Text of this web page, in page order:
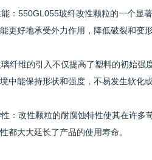
：550GL055玻纤改性颗粒的一个显
更好地承受外力作用，降低破裂和变
纤维的引入不仅提高了塑料的初始
中能保持形状和强度，不易发生软化
：改性颗粒的耐腐蚀特性使其在许
都大大延长了产品的使用寿命。